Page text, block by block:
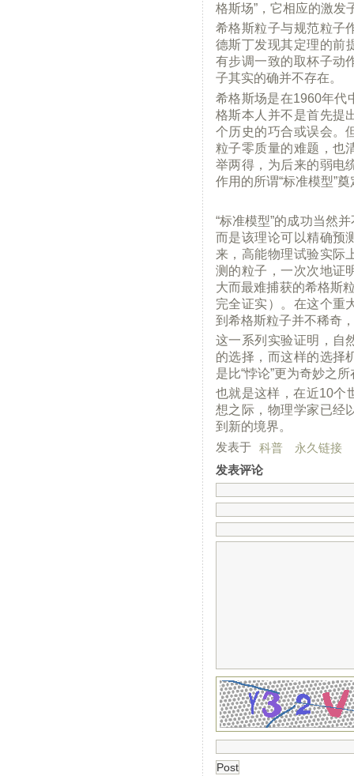
格斯场”，它相应的激发
希格斯粒子与规范粒子
德斯丁发现其定理的
有步调一致的取杯子动
子其实的确并不存在。
希格斯场是在1960年代
格斯本人并不是首先提
个历史的巧合或误会。
粒子零质量的难题，也
举两得，为后来的弱电
作用的所谓“标准模型”
“标准模型”的成功当然
而是该理论可以精确预
来，高能物理试验实际
测的粒子，一次次地证
大而最难捕获的希格斯
完全证实）。在这个重
到希格斯粒子并不稀奇
这一系列实验证明，自
的选择，而这样的选择
是比“悖论”更为奇妙之所
也就是这样，在近10个
想之际，物理学家已经
到新的境界。
发表于 科普
永久链接
发表评论